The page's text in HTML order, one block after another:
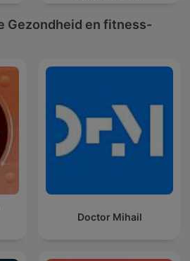
Gezondheid en fitness-
Doctor Mihail